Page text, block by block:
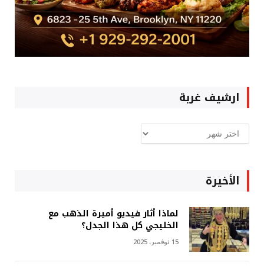
ارشيف غربة
ارشيف
غربة
الأخيرة
لماذا أثار فيديو أميرة الذهب مع
الخليجي كل هذا الجدل؟
15 نوفمبر، 2025